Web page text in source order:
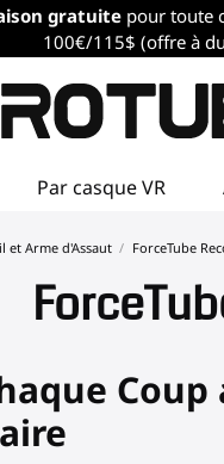
gratuitepour toute
100€/115$ (offre à
Par casque VR
et Arme d'Assaut ForceTube